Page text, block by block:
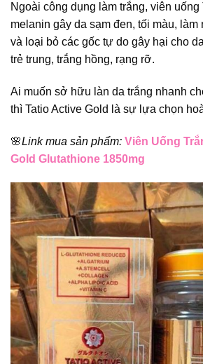
Ngoài công dụng làm trắng, viên
melanin gây da sạm đen, tối màu, làm
và loại bỏ các gốc tự do gây hại cho
trẻ trung, trắng hồng, rạng rỡ.
Ai muốn sở hữu làn da trắng nhanh
thì Tatio Active Gold là sự lựa chọn
🌸Link mua sản phẩm: Viên Uống
Gold Glutathione 1850mg